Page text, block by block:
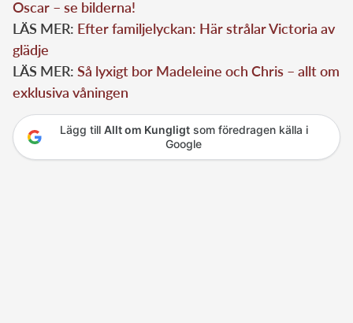
Oscar – se bilderna!
LÄS MER: Efter familjelyckan: Här strålar Victoria av
glädje
LÄS MER: Så lyxigt bor Madeleine och Chris – allt om
exklusiva våningen
Lägg till Allt om Kungligtsom föredragen källa i
Google